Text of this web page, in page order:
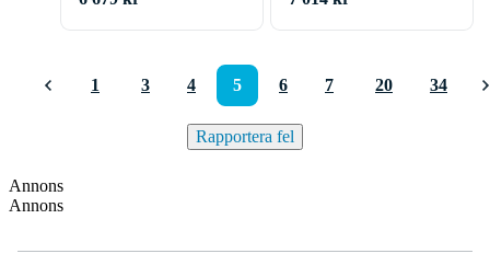
1 3 4 5 6 7 20 34
Rapportera fel
Annons
Annons